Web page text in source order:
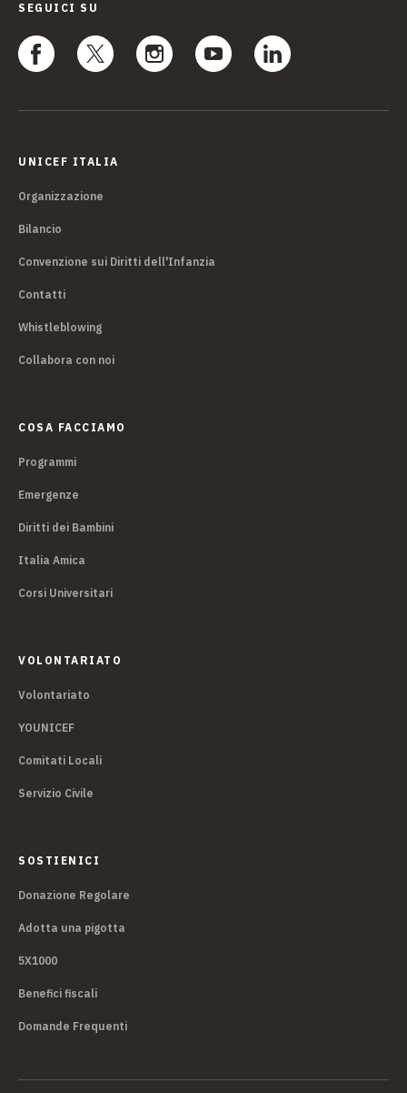
SEGUICI SU
UNICEF ITALIA
Organizzazione
Bilancio
Convenzione sui Diritti dell'Infanzia
Contatti
Whistleblowing
Collabora con noi
COSA FACCIAMO
Programmi
Emergenze
Diritti dei Bambini
Italia Amica
Corsi Universitari
VOLONTARIATO
Volontariato
YOUNICEF
Comitati Locali
Servizio Civile
SOSTIENICI
Donazione Regolare
Adotta una pigotta
5X1000
Benefici fiscali
Domande Frequenti